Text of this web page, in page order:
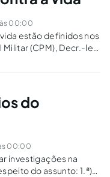
00:00
estão definidos nos
(CPM), Decr.-lei
seis a vinte…
do
00:00
investigações na
do assunto: 1.ª)